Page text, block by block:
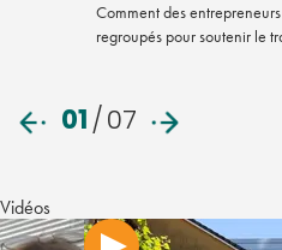
Comment des
regroupés pour soutenir le
01/07
Vidéos